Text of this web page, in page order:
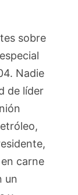
sobre
Nadie
de líder
carne
un